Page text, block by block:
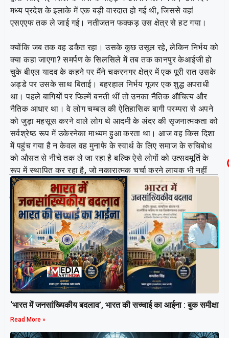
मध्य प्रदेश के इलाके में एक बड़ी वारदात हो गई थी, जिससे वहां
एसएएफ तक ले जाई गई। नतीजतन फक्कड़ उस क्षेत्र से हट गया।
क्योंकि जब तक वह डकैत रहा। उसके कुछ उसूल रहे, लेकिन निर्भय को
क्या कहा जाएगा? समर्पण के सिलसिले में तब तक कानपुर केआईजी हो
चुके बीएल यादव के कहने पर मैंने चकरनगर क्षेत्र में एक पूरी रात उसके
अड्डे पर उसके साथ बिताई। बहरहाल निर्भय गूजर एक शुद्ध अपराधी
था। पहले बागियों पर फिल्में बनती थीं तो उनका नैतिक औचित्य और
नैतिक आधार था। वे लोग चम्बल की ऐतिहासिक बागी परम्परा से अपने
को जुड़ा महसूस करने वाले लोग थे आदमी के अंदर की सृजनात्मकता को
सर्वश्रेष्ठ रूप में उकेरनेका माध्यम हुआ करता था। आज वह किस दिशा
में पहुंच गया है न केवल वह मुनाफे के स्वार्थ के लिए समाज के रुचिबोध
को औसत से नीचे तक ले जा रहा है बल्कि ऐसे लोगों को उत्सवमूर्ति के
रूप में स्थापित कर रहा है, जो नकारात्मक चर्चा करने लायक भी नहीं
है।
Related Post
‘भारत में जनसांख्यिकीय बदलाव’, भारत की सच्चाई का आईना : बुक समीक्षा
Read More »